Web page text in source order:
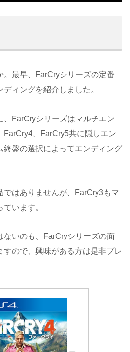
。最早、FarCryシリーズの定番
ィングを紹介しました。
、FarCryシリーズはマルチエン
FarCry4、FarCry5共に隠しエン
終盤の選択によってエンディング
ではありませんが、FarCry3もマ
います。
ないのも、FarCryシリーズの面
すので、興味がある方は是非プレ